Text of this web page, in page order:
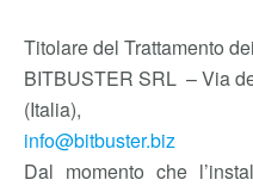
Titolare del Trattamento
BITBUSTER SRL – Via
(Italia),
info@bitbuster.biz
Dal momento che